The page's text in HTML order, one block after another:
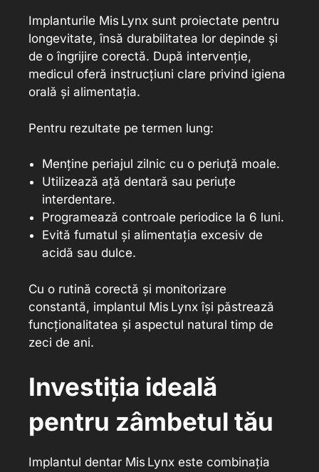
Implanturile Mis Lynx sunt proiectate pentru
longevitate, însă durabilitatea lor depinde și
de o îngrijire corectă. După intervenție,
medicul oferă instrucțiuni clare privind igiena
orală și alimentația.
Pentru rezultate pe termen lung:
Menține periajul zilnic cu o periuță moale.
Utilizează ață dentară sau periuțe
interdentare.
Programează controale periodice la 6 luni.
Evită fumatul și alimentația excesiv de
acidă sau dulce.
Cu o rutină corectă și monitorizare
constantă, implantul Mis Lynx își păstrează
funcționalitatea și aspectul natural timp de
zeci de ani.
Investiția ideală
pentru zâmbetul tău
Implantul dentar Mis Lynx este combinația